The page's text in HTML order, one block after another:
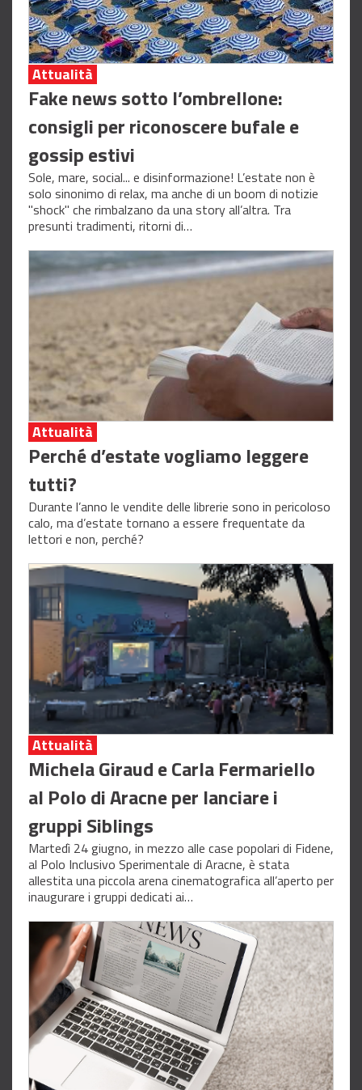
Attualità
Fake news sotto l’ombrellone:
consigli per riconoscere bufale e
gossip estivi
Sole, mare, social... e disinformazione! L’estate non è
solo sinonimo di relax, ma anche di un boom di notizie
"shock" che rimbalzano da una story all’altra. Tra
presunti tradimenti, ritorni di…
Attualità
Perché d’estate vogliamo leggere
tutti?
Durante l’anno le vendite delle librerie sono in pericoloso
calo, ma d’estate tornano a essere frequentate da
lettori e non, perché?
Attualità
Michela Giraud e Carla Fermariello
al Polo di Aracne per lanciare i
gruppi Siblings
Martedì 24 giugno, in mezzo alle case popolari di Fidene,
al Polo Inclusivo Sperimentale di Aracne, è stata
allestita una piccola arena cinematografica all’aperto per
inaugurare i gruppi dedicati ai…